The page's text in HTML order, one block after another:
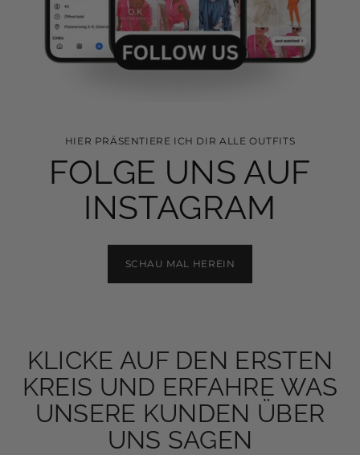
HIER PRÄSENTIERE ICH DIR ALLE OUTFITS
FOLGE UNS AUF
INSTAGRAM
SCHAU MAL HEREIN
KLICKE AUF DEN ERSTEN
KREIS UND ERFAHRE WAS
UNSERE KUNDEN ÜBER
UNS SAGEN